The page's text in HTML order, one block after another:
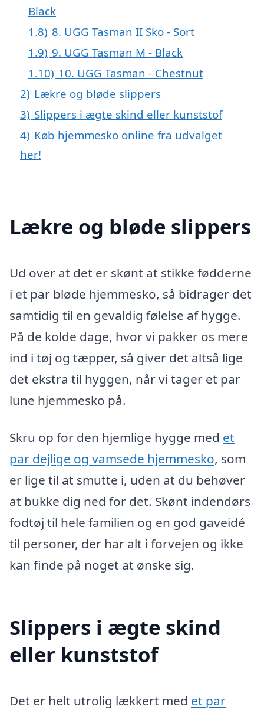
Black
1.8) 8. UGG Tasman II Sko - Sort
1.9) 9. UGG Tasman M - Black
1.10) 10. UGG Tasman - Chestnut
2) Lækre og bløde slippers
3) Slippers i ægte skind eller kunststof
4) Køb hjemmesko online fra udvalget
her!
Lækre og bløde slippers
Ud over at det er skønt at stikke fødderne
i et par bløde hjemmesko, så bidrager det
samtidig til en gevaldig følelse af hygge.
På de kolde dage, hvor vi pakker os mere
ind i tøj og tæpper, så giver det altså lige
det ekstra til hyggen, når vi tager et par
lune hjemmesko på.
Skru op for den hjemlige hygge med et
par dejlige og vamsede hjemmesko, som
er lige til at smutte i, uden at du behøver
at bukke dig ned for det. Skønt indendørs
fodtøj til hele familien og en god gaveidé
til personer, der har alt i forvejen og ikke
kan finde på noget at ønske sig.
Slippers i ægte skind
eller kunststof
Det er helt utrolig lækkert med et par